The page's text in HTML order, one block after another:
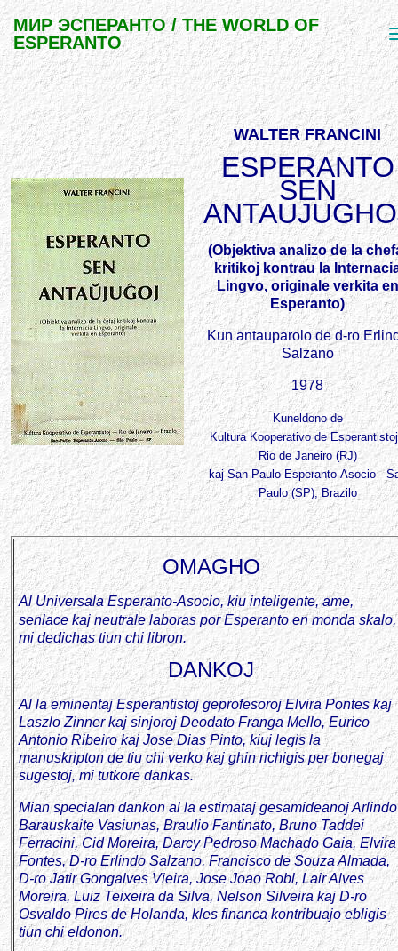
МИР ЭСПЕРАНТО / THE WORLD OF
ESPERANTO
WALTER FRANCINI
ESPERANTO
SEN
(Objektiva analizo de la
kritikoj kontrau la
Lingvo, originale verkita en
Esperanto)
Kun antauparolo de d-ro
Salzano
1978
Kuneldono de
Kultura Kooperativo de
Rio de Janeiro (RJ)
kaj San-Paulo Esperanto-Asocio -
Paulo (SP), Brazilo
OMAGHO
Al Universala Esperanto-Asocio, kiu inteligente, ame,
senlace kaj neutrale laboras por Esperanto en monda skalo,
mi dedichas tiun chi libron.
DANKOJ
Al la eminentaj Esperantistoj geprofesoroj Elvira Pontes kaj
Laszlo Zinner kaj sinjoroj Deodato Franga Mello, Eurico
Antonio Ribeiro kaj Jose Dias Pinto, kiuj legis la
manuskripton de tiu chi verko kaj ghin richigis per bonegaj
sugestoj, mi tutkore dankas.
Mian specialan dankon al la estimataj gesamideanoj Arlindo
Barauskaite Vasiunas, Braulio Fantinato, Bruno Taddei
Ferracini, Cid Moreira, Darcy Pedroso Machado Gaia, Elvira
Fontes, D-ro Erlindo Salzano, Francisco de Souza Almada,
D-ro Jatir Gongalves Vieira, Jose Joao Robl, Lair Alves
Moreira, Luiz Teixeira da Silva, Nelson Silveira kaj D-ro
Osvaldo Pires de Holanda, kles financa kontribuajo ebligis
tiun chi eldonon.